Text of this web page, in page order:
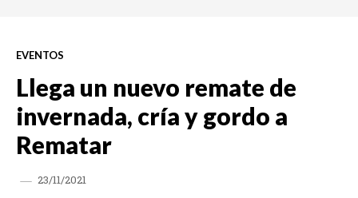
EVENTOS
Llega un nuevo remate de
invernada, cría y gordo a
Rematar
23/11/2021